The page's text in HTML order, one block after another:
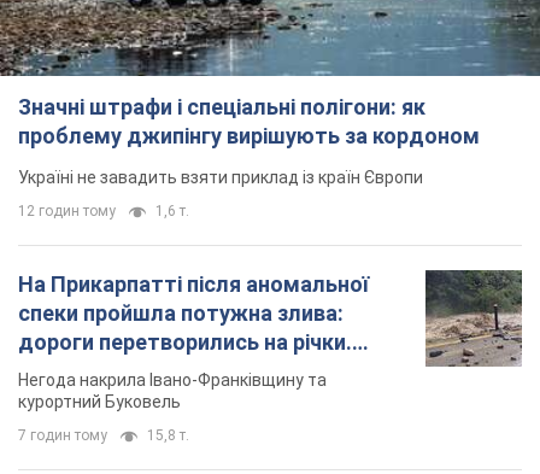
Значні штрафи і спеціальні полігони: як
проблему джипінгу вирішують за кордоном
Україні не завадить взяти приклад із країн Європи
12 годин тому 1,6 т.
На Прикарпатті після аномальної
спеки пройшла потужна злива:
дороги перетворились на річки.
Відео
Негода накрила Івано-Франківщину та
курортний Буковель
7 годин тому 15,8 т.